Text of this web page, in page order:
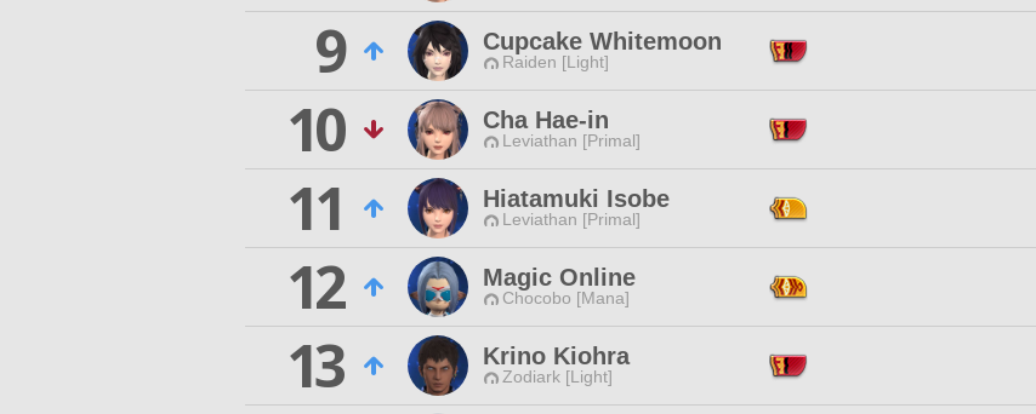
9
Cupcake Whitemoon
Raiden [Light]
10
Cha Hae-in
Leviathan [Primal]
11
Hiatamuki Isobe
Leviathan [Primal]
12
Magic Online
Chocobo [Mana]
13
Krino Kiohra
Zodiark [Light]